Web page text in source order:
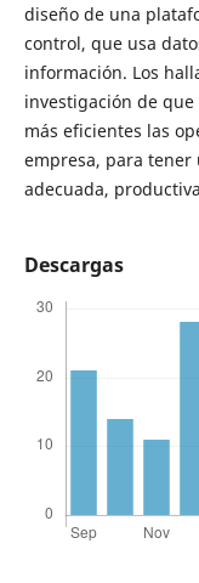
diseño de una
control, que usa
información. Los
investigación de
más eficientes las
empresa, para tener
adecuada,
Descargas